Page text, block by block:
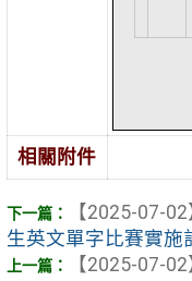
相關附件
【2025-07-02
生英文單字比賽實施
【2025-07-02